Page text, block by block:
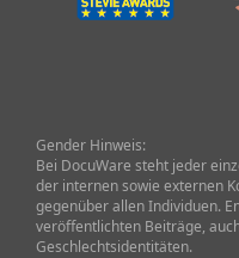
Gender Hinweis:
Bei DocuWare steht jeder
der internen sowie externen
gegenüber allen Individuen.
veröffentlichten Beiträge,
Geschlechtsidentitäten.